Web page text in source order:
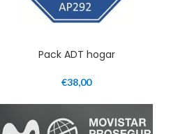
Pack ADT hogar
€38,00